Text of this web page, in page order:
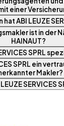
einer
ABI LEUZE
ist in der
HAINAUT?
SPRL
SPRL ein
Makler?
SERVICES